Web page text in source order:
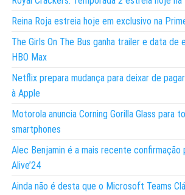
Reina Roja estreia hoje em exclusivo na
The Girls On The Bus ganha trailer e data de
HBO Max
Netflix prepara mudança para deixar de
à Apple
Motorola anuncia Corning Gorilla Glass para
smartphones
Alec Benjamin é a mais recente confirmação
Alive’24
Ainda não é desta que o Microsoft Teams